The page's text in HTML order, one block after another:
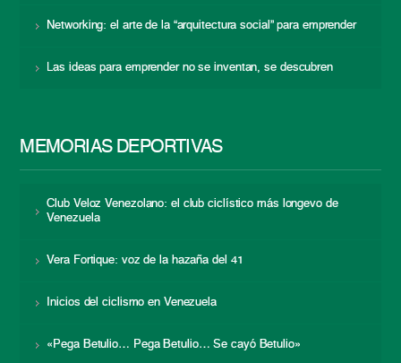
Networking: el arte de la “arquitectura social” para emprender
Las ideas para emprender no se inventan, se descubren
MEMORIAS DEPORTIVAS
Club Veloz Venezolano: el club ciclístico más longevo de
Venezuela
Vera Fortique: voz de la hazaña del 41
Inicios del ciclismo en Venezuela
«Pega Betulio… Pega Betulio… Se cayó Betulio»